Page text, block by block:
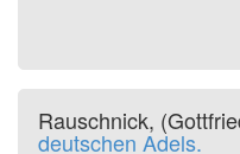
Rauschnick,
deutschen Adels.